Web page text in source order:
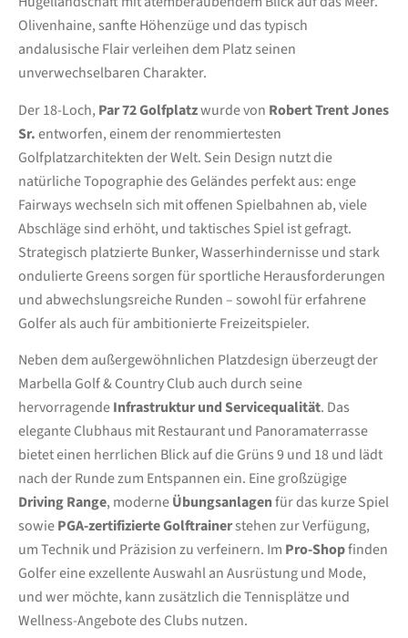
Olivenhaine, sanfte Höhenzüge und das typisch
andalusische Flair verleihen dem Platz seinen
unverwechselbaren Charakter.
Der 18-Loch, Par 72 Golfplatzwurde von Robert Trent Jones
Sr.entworfen, einem der renommiertesten
Golfplatzarchitekten der Welt. Sein Design nutzt die
natürliche Topographie des Geländes perfekt aus: enge
Fairways wechseln sich mit offenen Spielbahnen ab, viele
Abschläge sind erhöht, und taktisches Spiel ist gefragt.
Strategisch platzierte Bunker, Wasserhindernisse und stark
ondulierte Greens sorgen für sportliche Herausforderungen
und abwechslungsreiche Runden – sowohl für erfahrene
Golfer als auch für ambitionierte Freizeitspieler.
Neben dem außergewöhnlichen Platzdesign überzeugt der
Marbella Golf & Country Club auch durch seine
hervorragendeInfrastruktur und Servicequalität. Das
elegante Clubhaus mit Restaurant und Panoramaterrasse
bietet einen herrlichen Blick auf die Grüns 9 und 18 und lädt
nach der Runde zum Entspannen ein. Eine großzügige
Driving Range, moderneÜbungsanlagenfür das kurze Spiel
sowiePGA-zertifizierte Golftrainerstehen zur Verfügung,
um Technik und Präzision zu verfeinern. Im Pro-Shopfinden
Golfer eine exzellente Auswahl an Ausrüstung und Mode,
und wer möchte, kann zusätzlich die Tennisplätze und
Wellness-Angebote des Clubs nutzen.